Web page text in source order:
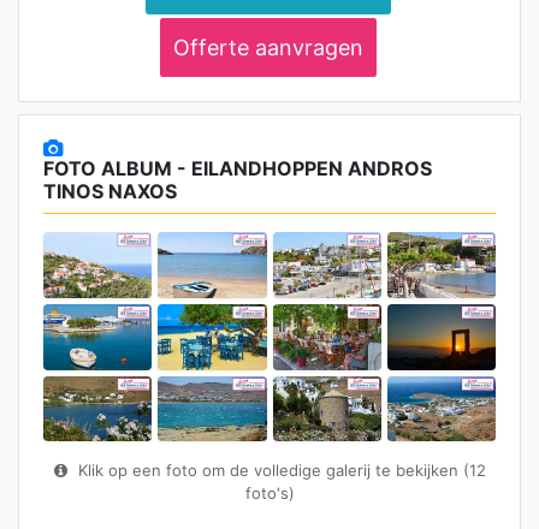
Offerte aanvragen
FOTO ALBUM - EILANDHOPPEN ANDROS
TINOS NAXOS
Klik op een foto om de volledige galerij te bekijken (12
foto's)